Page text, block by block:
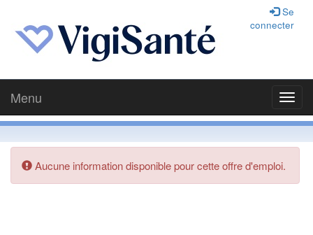
Se
connecter
Menu
Aucune information disponible pour cette offre d'emploi.